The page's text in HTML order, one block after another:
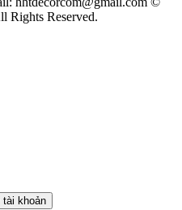
Rights Reserved.
khoản